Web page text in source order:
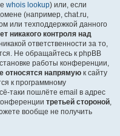
whois lookup) или, если
(например, chat.ru,
или техподдержкой данного
никакого контроля над
ответственности за то,
Не обращайтесь к phpBB
работы конференции,
относятся напрямую к сайту
к программному
таки пошлёте email в адрес
третьей стороной,
вообще не получить